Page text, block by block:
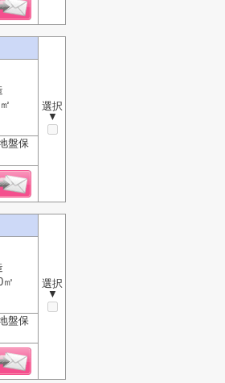
選択
▼
盤保
選択
▼
㎡
盤保